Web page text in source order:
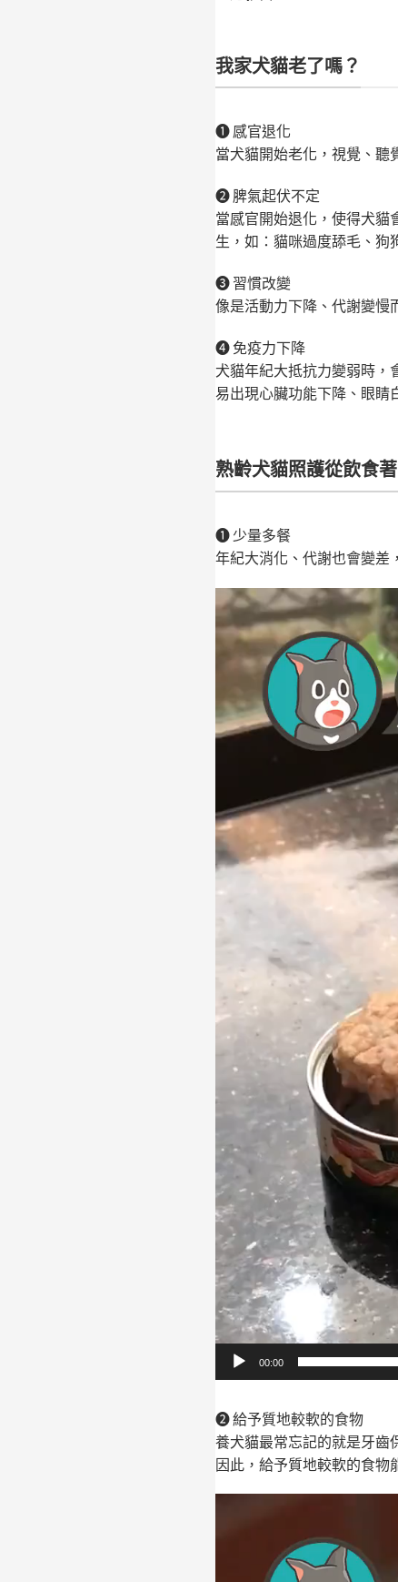
我家犬貓老了嗎？
❶ 感官退化
當犬貓開始老化，視覺、聽
❷ 脾氣起伏不定
當感官開始退化，使得犬貓
生，如：貓咪過度舔毛、狗
❸ 習慣改變
像是活動力下降、代謝變慢
❹ 免疫力下降
犬貓年紀大抵抗力變弱時，
易出現心臟功能下降、眼睛
熟齡犬貓照護從飲食
❶ 少量多餐
年紀大消化、代謝也會變差
視
訊
00:00
❷ 給予質地較軟的食物
養犬貓最常忘記的就是牙齒
因此，給予質地較軟的食物